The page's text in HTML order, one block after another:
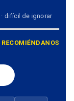
difícil de ignorar